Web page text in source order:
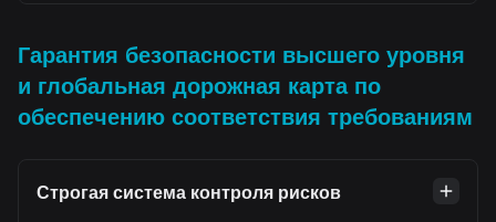
Гарантия безопасности высшего уровня
и глобальная дорожная карта по
обеспечению соответствия требованиям
Строгая система контроля рисков